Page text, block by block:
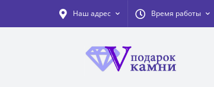
Наш адрес Время работы